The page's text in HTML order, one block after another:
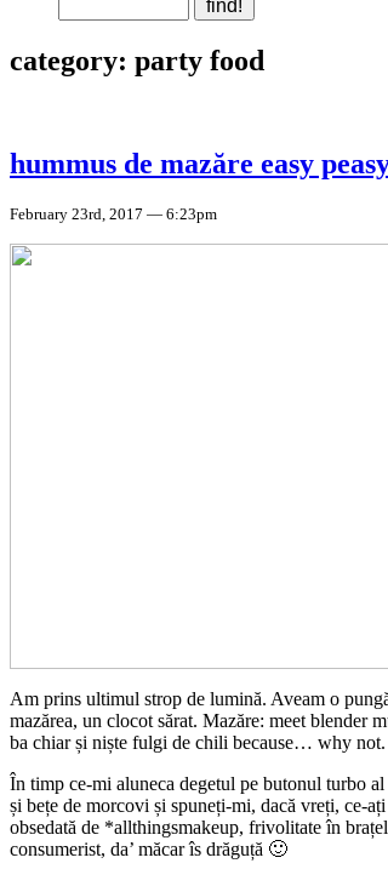
category: party food
hummus de mazăre easy
February 23rd, 2017 — 6:23pm
Am prins ultimul strop de lumină. Aveam o
mazărea, un clocot sărat. Mazăre: meet blender
ba chiar și niște fulgi de chili because… why not.
În timp ce-mi aluneca degetul pe butonul turbo
și bețe de morcovi și spuneți-mi, dacă vreți, ce-
obsedată de *allthingsmakeup, frivolitate în
consumerist, da’ măcar îs drăguță 🙂